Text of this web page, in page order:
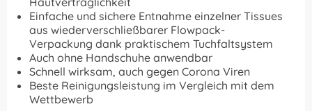
Einfache und sichere Entnahme einzelner Tissues
aus wiederverschließbarer Flowpack-
Verpackung dank praktischem Tuchfaltsystem
Auch ohne Handschuhe anwendbar
Schnell wirksam, auch gegen Corona Viren
Beste Reinigungsleistung im Vergleich mit dem
Wettbewerb